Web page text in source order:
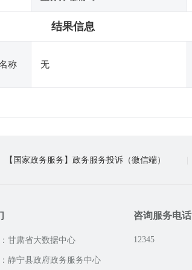
结果信息
称 无
【国家政务服务】政务服务投诉（微信端）
甘肃省大数据中心
静宁县政府政务服务中心
咨询服务电话
12345